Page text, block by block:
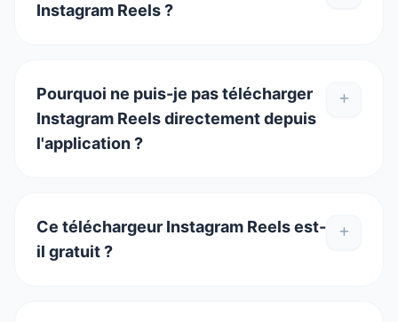
Instagram Reels ?
Pourquoi ne puis-je pas télécharger
Instagram Reels directement depuis
l'application ?
Ce téléchargeur Instagram Reels est-
il gratuit ?